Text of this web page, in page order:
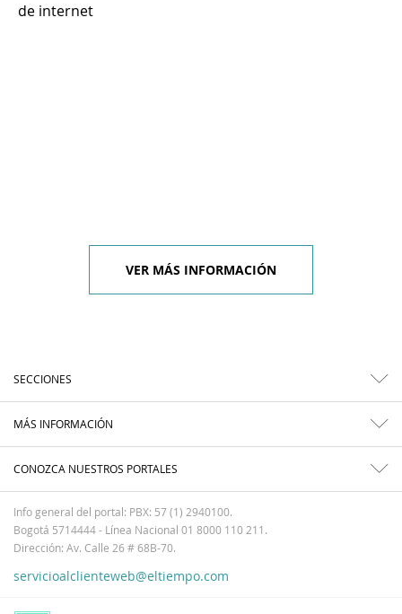
de internet
VER MÁS INFORMACIÓN
SECCIONES
MÁS INFORMACIÓN
CONOZCA NUESTROS PORTALES
Info general del portal: PBX: 57 (1) 2940100.
Bogotá 5714444 - Línea Nacional 01 8000 110 211.
Dirección: Av. Calle 26 # 68B-70.
servicioalclienteweb@eltiempo.com